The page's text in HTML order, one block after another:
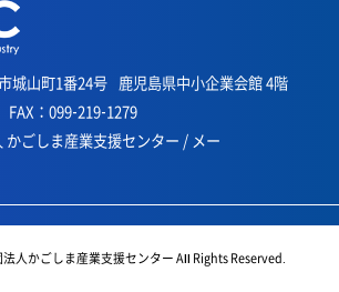
城山町1番24号 鹿児島県中小企業会館 4階
FAX：099-219-1279
ごしま産業支援センター / メー
人かごしま産業支援センター All Rights Reserved.